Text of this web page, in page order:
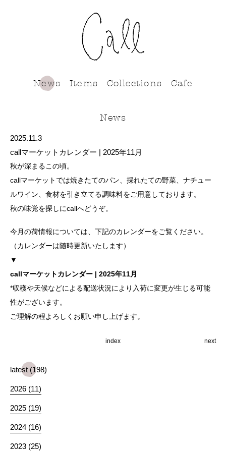
News Items Collections Cafe
News
2025.11.3
callマーケットカレンダー | 2025年11月
秋が深まるこの頃。
callマーケットでは焼きたてのパン、採れたての野菜、ナチュー
ルワイン、食材を引き立てる調味料をご用意しております。
秋の味覚を探しにcallへどうぞ。
今月の荷情報については、下記のカレンダーをご覧ください。
（カレンダーは随時更新いたします）
▼
callマーケットカレンダー | 2025年11月
*収穫や天候などによる配送状況により入荷に変更が生じる可能
性がございます。
ご理解の程よろしくお願い申し上げます。
next
index
latest (198)
2026 (11)
2025 (19)
2024 (16)
2023 (25)